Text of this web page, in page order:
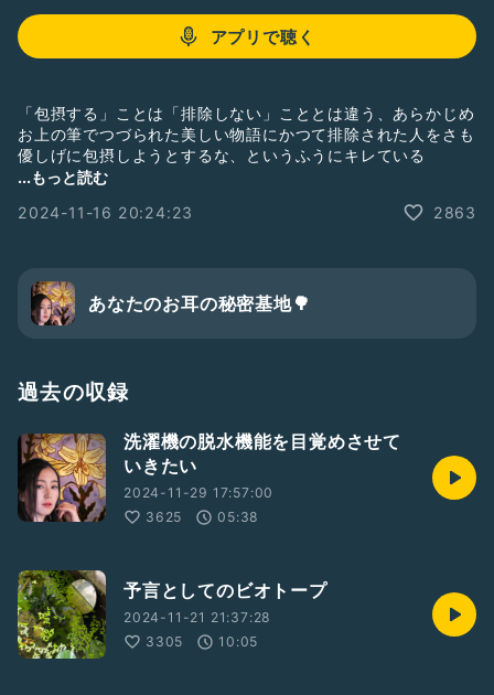
アプリで聴く
「包摂する」ことは「排除しない」こととは違う、あらかじめ
お上の筆でつづられた美しい物語にかつて排除された人をさも
優しげに包摂しようとするな、というふうにキレている
04.pdf
...もっと読む
2024-11-16 20:24:23
2863
あなたのお耳の秘密基地🌳
過去の収録
洗濯機の脱水機能を目覚めさせて
いきたい
2024-11-29 17:57:00
3625
05:38
予言としてのビオトープ
2024-11-21 21:37:28
3305
10:05